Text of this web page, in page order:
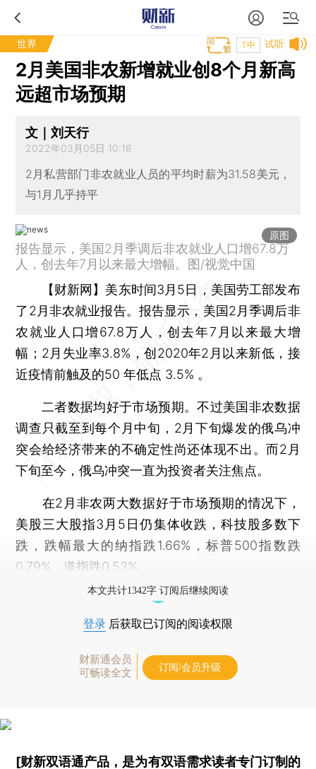
世界 试听
T中
2月美国非农新增就业创8个月新高
远超市场预期
文｜刘天行
2022年03月05日 10:16
2月私营部门非农就业人员的平均时薪为31.58美元，
与1月几乎持平
原图
报告显示，美国2月季调后非农就业人口增67.8万
人，创去年7月以来最大增幅。图/视觉中国
【财新网】 美东时间3月5日，美国劳工部发布
了2月非农就业报告。报告显示，美国2月季调后非
农就业人口增67.8万人，创去年7月以来最大增
幅；2月失业率3.8%，创2020年2月以来新低，接
近疫情前触及的50 年低点 3.5% 。
二者数据均好于市场预期。不过美国非农数据
调查只截至到每个月中旬，2月下旬爆发的俄乌冲
突会给经济带来的不确定性尚还体现不出。而2月
下旬至今，俄乌冲突一直为投资者关注焦点。
在2月非农两大数据好于市场预期的情况下，
美股三大股指3月5日仍集体收跌，科技股多数下
跌，跌幅最大的纳指跌1.66%，标普500指数跌
0.79%，道指跌0.53%。
本文共计1342字 订阅后继续阅读
登录 后获取已订阅的阅读权限
财新通会员
可畅读全文
订阅/会员升级
[财新双语通产品，是为有双语需求读者专门订制的